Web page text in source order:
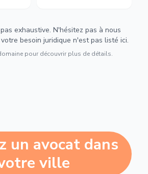
exhaustive. N'hésitez pas à nous
besoin juridique n'est pas listé ici.
pour découvrir plus de détails.
un avocat dans
ville